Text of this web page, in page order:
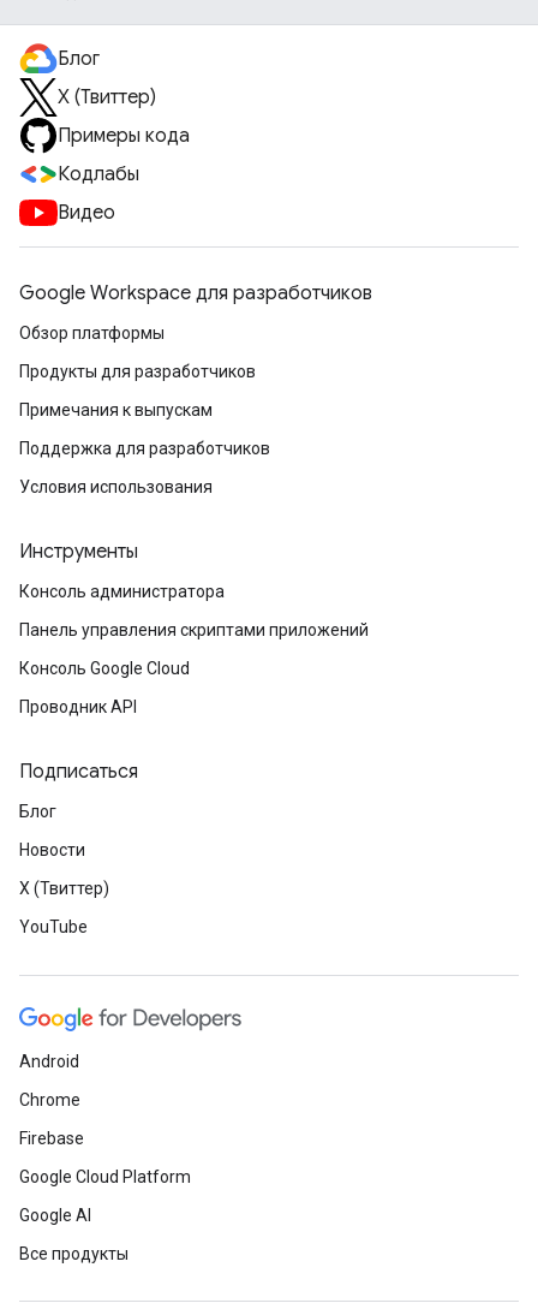
Блог
X (Твиттер)
Примеры кода
Кодлабы
Видео
Google Workspace для разработчиков
Обзор платформы
Продукты для разработчиков
Примечания к выпускам
Поддержка для разработчиков
Условия использования
Инструменты
Консоль администратора
Панель управления скриптами приложений
Консоль Google Cloud
Проводник API
Подписаться
Блог
Новости
X (Твиттер)
YouTube
Android
Chrome
Firebase
Google Cloud Platform
Google AI
Все продукты